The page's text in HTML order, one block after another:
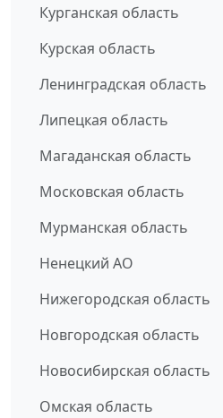
Курганская область
Курская область
Ленинградская область
Липецкая область
Магаданская область
Московская область
Мурманская область
Ненецкий АО
Нижегородская область
Новгородская область
Новосибирская область
Омская область